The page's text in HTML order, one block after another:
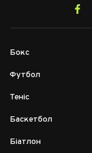
Бокс
Футбол
Теніс
Баскетбол
Біатлон